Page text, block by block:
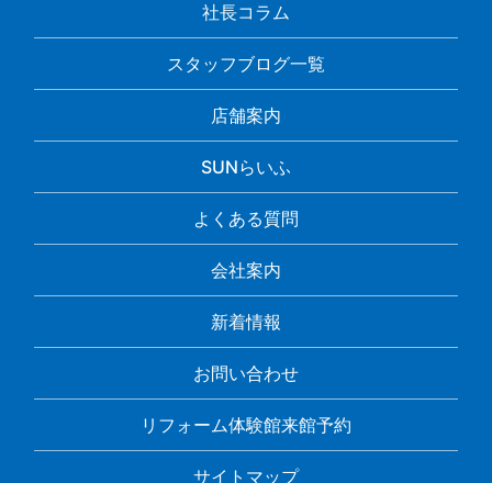
社長コラム
スタッフブログ一覧
店舗案内
SUNらいふ
よくある質問
会社案内
新着情報
お問い合わせ
リフォーム体験館来館予約
サイトマップ